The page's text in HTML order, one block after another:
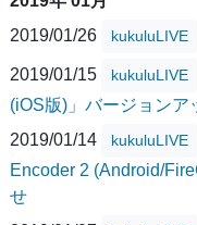
2019/01/26
kukuluLIVE
2019/01/15 kukuluLIVE
(iOS版)」バージョンア
2019/01/14
kukuluLIVE
Encoder 2 (Android/
せ